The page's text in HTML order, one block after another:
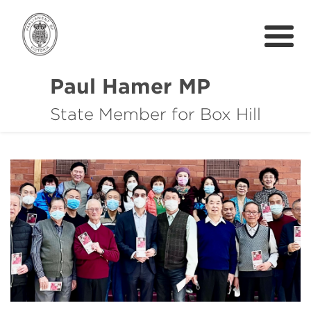
Paul Hamer MP
State Member for Box Hill
About
Community Support
News
中文
Get In Touch